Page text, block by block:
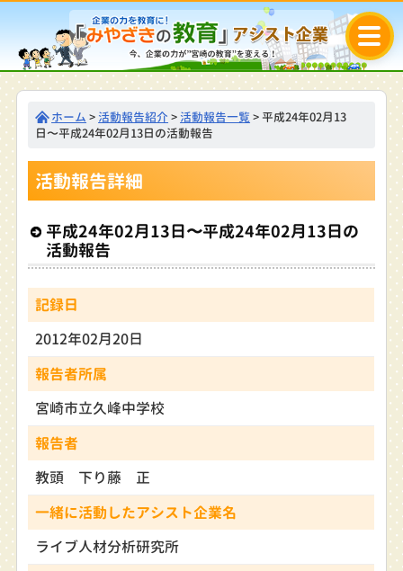
ホーム > 活動報告紹介 > 活動報告一覧> 平成24年02月13
日〜平成24年02月13日の活動報告
活動報告詳細
平成24年02月13日〜平成24年02月13日の
活動報告
記録日
2012年02月20日
報告者所属
宮崎市立久峰中学校
報告者
教頭 下り藤 正
一緒に活動したアシスト企業名
ライブ人材分析研究所